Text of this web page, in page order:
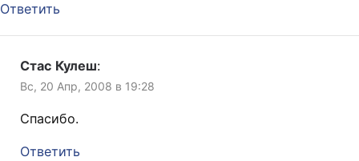
Ответить
Стас Кулеш:
Вс, 20 Апр, 2008 в 19:28
Спасибо.
Ответить